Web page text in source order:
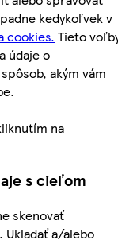
kedykoľvek v
cookies. Tieto
údaje o
akým vám
na
s cieľom
skenovať
a/alebo